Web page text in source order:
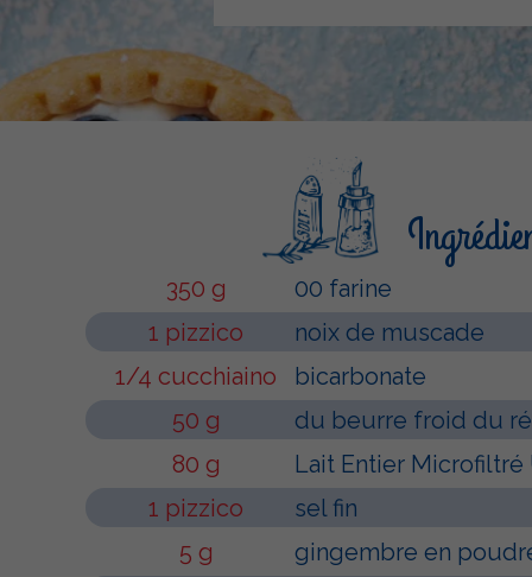
350 g
00 farine
1 pizzico
noix de muscade
1/4 cucchiaino
bicarbonate
50 g
du beurre froid du
80 g
Lait Entier Microfiltré
1 pizzico
sel fin
5 g
gingembre en